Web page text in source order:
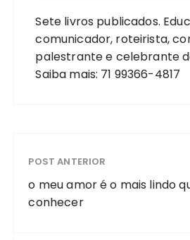
Sete livros publicados.
comunicador, roteirista,
palestrante e celebrante
Saiba mais: 71 99366-4817
POST ANTERIOR
o meu amor é o mais lindo
conhecer